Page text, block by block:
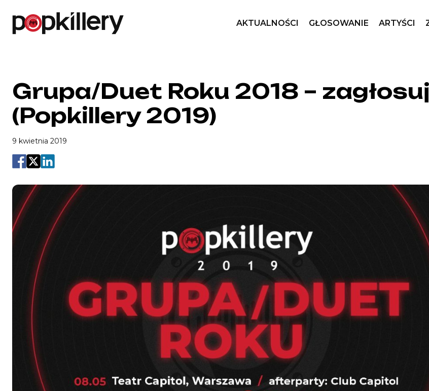
AKTUALNOŚCI
GŁOSOWANIE ARTYŚCI
Grupa/Duet Roku 2018 – zagłosuj
(Popkillery 2019)
9 kwietnia 2019